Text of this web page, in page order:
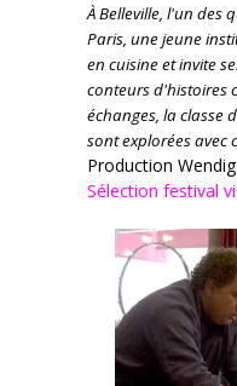
À Belleville, l'un des
Paris, une jeune
en cuisine et invite
conteurs d'histoires
échanges, la classe
sont explorées avec
Production
Sélection festival